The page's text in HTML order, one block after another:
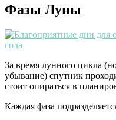
Фазы Луны
За время лунного цикла
убывание) спутник
стоит опираться в
Каждая фаза